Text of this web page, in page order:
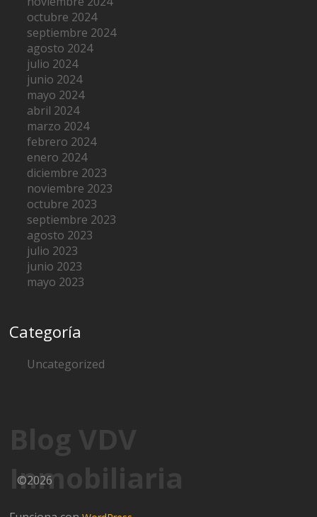
octubre 2024
septiembre 2024
agosto 2024
julio 2024
junio 2024
mayo 2024
abril 2024
marzo 2024
febrero 2024
enero 2024
diciembre 2023
noviembre 2023
octubre 2023
septiembre 2023
agosto 2023
julio 2023
junio 2023
mayo 2023
Categoría
Uncategorized
Blog VDV
Inmobiliaria
©2026